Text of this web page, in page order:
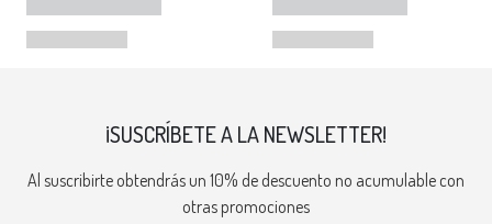
¡SUSCRÍBETE A LA NEWSLETTER!
Al suscribirte obtendrás un 10% de descuento no acumulable con
otras promociones